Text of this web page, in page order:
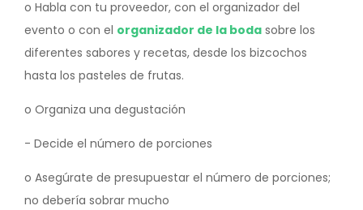
o Habla con tu proveedor, con el organizador del
evento o con el organizador de la boda sobre los
diferentes sabores y recetas, desde los bizcochos
hasta los pasteles de frutas.
o Organiza una degustación
- Decide el número de porciones
o Asegúrate de presupuestar el número de porciones;
no debería sobrar mucho